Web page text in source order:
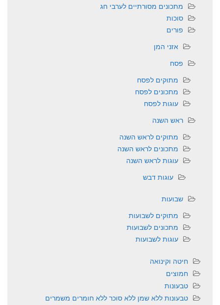
מתכונים מסורתיים לערבי חג
סוכות
פורים
אזני המן
פסח
מתוקים לפסח
מתכונים לפסח
עוגות לפסח
ראש השנה
מתוקים לראש השנה
מתכונים לראש השנה
עוגות לראש השנה
עוגות דבש
שבועות
מתוקים לשבועות
מתכונים לשבועות
עוגות לשבועות
חיטה וקינואה
חמוצים
טבעונות
טבעונות ללא שמן ללא סוכר ללא חומרים משמרים